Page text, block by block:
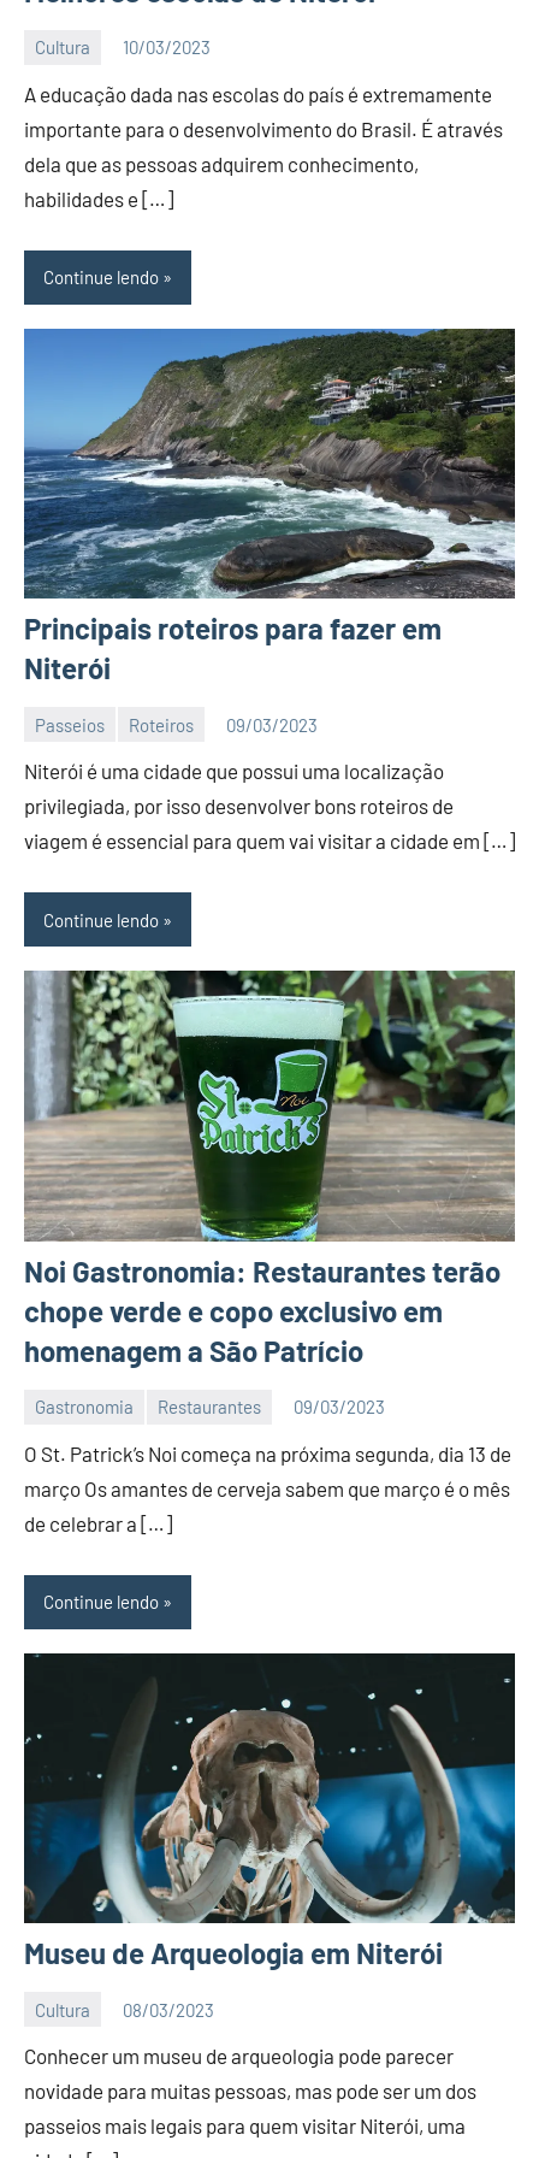
Cultura 10/03/2023
BC
A educação dada nas escolas do país é extremamente
importante para o desenvolvimento do Brasil. É através
dela que as pessoas adquirem conhecimento,
habilidades e […]
Continue lendo
Principais roteiros para fazer em
Niterói
Passeios Roteiros 09/03/2023
BC
Niterói é uma cidade que possui uma localização
privilegiada, por isso desenvolver bons roteiros de
viagem é essencial para quem vai visitar a cidade em […]
Continue lendo
Noi Gastronomia: Restaurantes terão
chope verde e copo exclusivo em
homenagem a São Patrício
Gastronomia Restaurantes 09/03/2023
D
Nit
O St. Patrick’s Noi começa na próxima segunda, dia 13 de
março Os amantes de cerveja sabem que março é o mês
de celebrar a […]
Continue lendo
Museu de Arqueologia em Niterói
Cultura 08/03/2023
BC
Conhecer um museu de arqueologia pode parecer
novidade para muitas pessoas, mas pode ser um dos
passeios mais legais para quem visitar Niterói, uma